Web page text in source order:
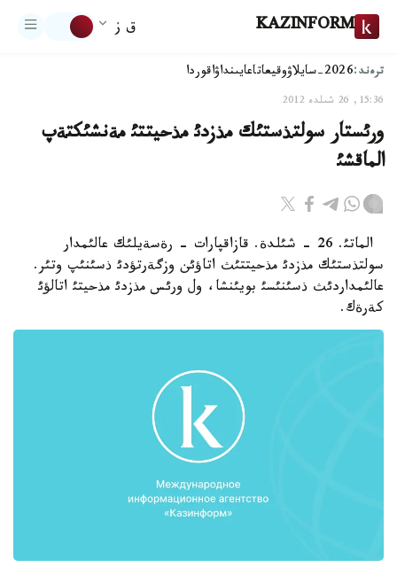
KAZINFORM ق ز
ترەند:2026-سايلاۋ وقيعاتاعايىنداۋاقوردا
15:36, 26 شىلدە 2012
ورئستار سولتذستئك مذزدئ مذحيتتئ مةنشئكتةپ
الماقشئ
الماتئ. 26 - شئلدة. قازاقپارات - رةسةيلئك عالئمدار
سولتذستئك مذزدئ مذحيتتئث اتاؤئن وزگةرتؤدئ ذسئنئپ وتئر.
عالئمداردئث ذسئنئسئ بويئنشا، ول ورئس مذزدئ مذحيتئ اتالؤئ
كةرةك.